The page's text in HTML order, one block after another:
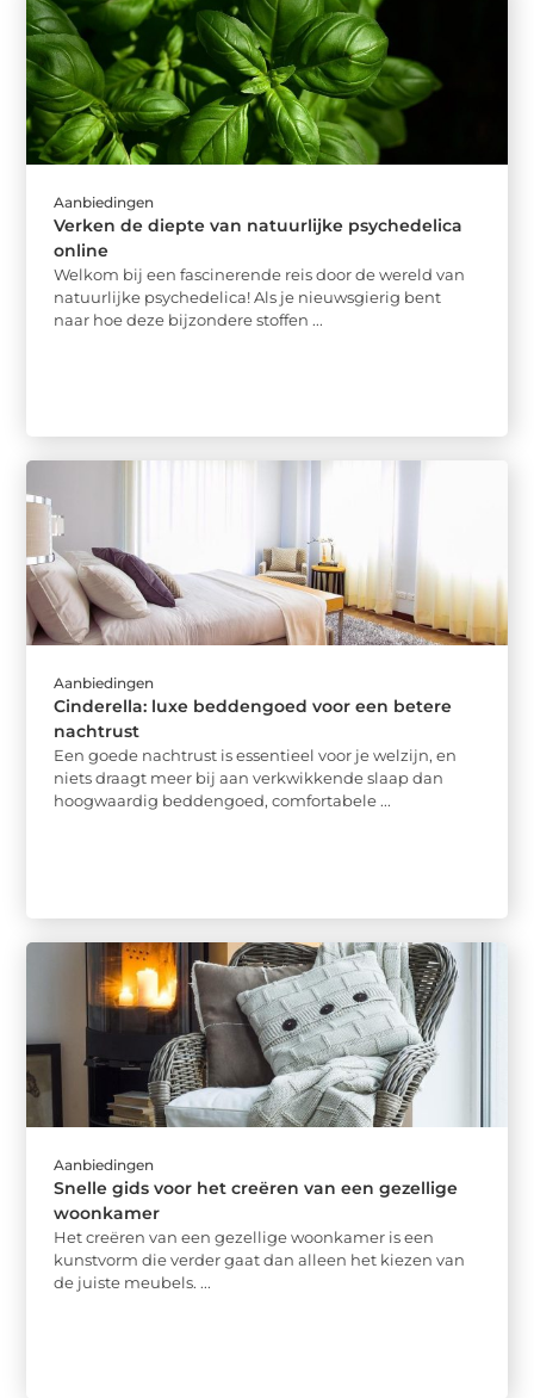
Aanbiedingen
Verken de diepte van natuurlijke psychedelica
online
Welkom bij een fascinerende reis door de wereld van
natuurlijke psychedelica! Als je nieuwsgierig bent
naar hoe deze bijzondere stoffen ...
Aanbiedingen
Cinderella: luxe beddengoed voor een betere
nachtrust
Een goede nachtrust is essentieel voor je welzijn, en
niets draagt meer bij aan verkwikkende slaap dan
hoogwaardig beddengoed, comfortabele ...
Aanbiedingen
Snelle gids voor het creëren van een gezellige
woonkamer
Het creëren van een gezellige woonkamer is een
kunstvorm die verder gaat dan alleen het kiezen van
de juiste meubels. ...